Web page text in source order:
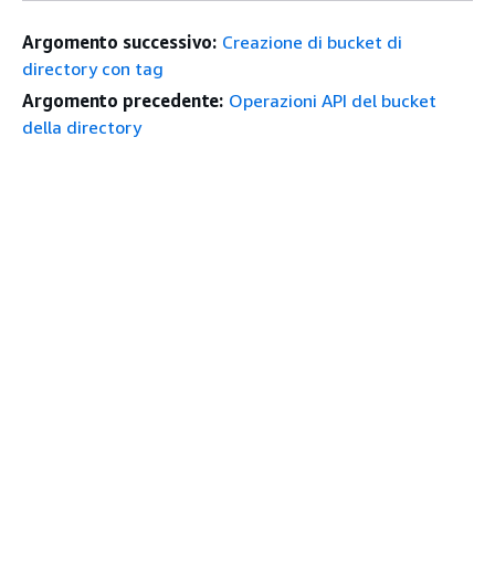
Argomento successivo: Creazione di bucket di
directory con tag
Argomento precedente: Operazioni API del bucket
della directory